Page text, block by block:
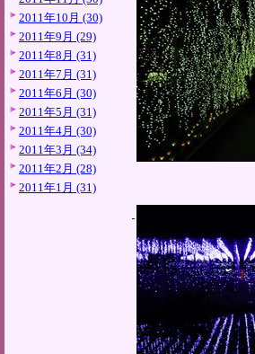
2011年10月 (30)
2011年9月 (29)
2011年8月 (31)
2011年7月 (31)
2011年6月 (30)
2011年5月 (31)
2011年4月 (30)
2011年3月 (34)
2011年2月 (28)
2011年1月 (31)